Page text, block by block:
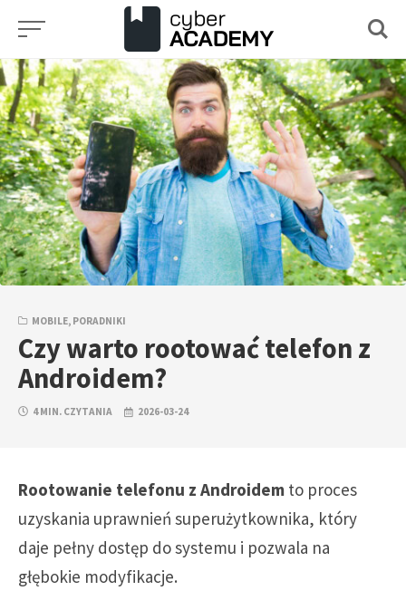
Przejdź
treści
MOBILE, PORADNIKI
Czy warto rootować telefon z
Androidem?
4 MIN. CZYTANIA 2026-03-24
Rootowanie telefonu z Androidem to proces
uzyskania uprawnień superużytkownika, który
daje pełny dostęp do systemu i pozwala na
głębokie modyfikacje.